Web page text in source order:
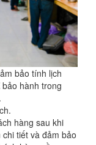
bảo tính lịch
bảo hành trong
hàng sau khi
tiết và đảm bảo